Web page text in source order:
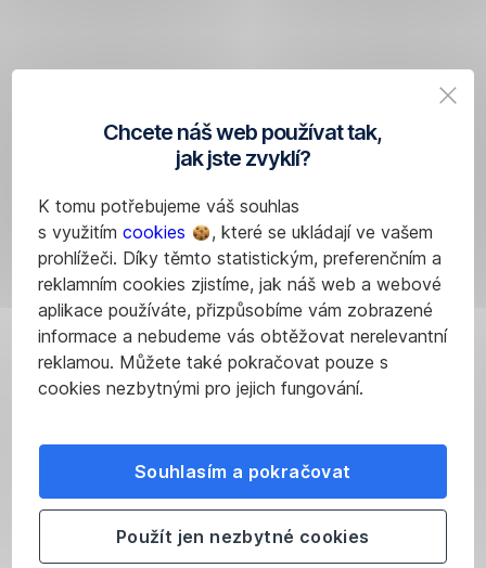
Chcete náš web používat tak,
jak jste zvyklí?
K tomu potřebujeme váš souhlas
s využitím cookies
, které se ukládají ve vašem
prohlížeči. Díky těmto statistickým, preferenčním a
reklamním cookies zjistíme, jak náš web a webové
aplikace používáte, přizpůsobíme vám zobrazené
informace a nebudeme vás obtěžovat nerelevantní
reklamou. Můžete také pokračovat pouze s
cookies nezbytnými pro jejich fungování.
Souhlasím a pokračovat
Použít jen nezbytné cookies